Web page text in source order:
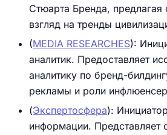
Стюарта Бренда, предлагая
взгляд на тренды
(MEDIA RESEARCHES):
аналитик. Предоставляет
аналитику по бренд-
рекламы и роли
(Экспертосфера):
информации. Представляет